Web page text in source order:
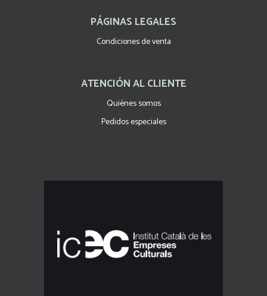
PÁGINAS LEGALES
Condiciones de venta
ATENCIÓN AL CLIENTE
Quiénes somos
Pedidos especiales